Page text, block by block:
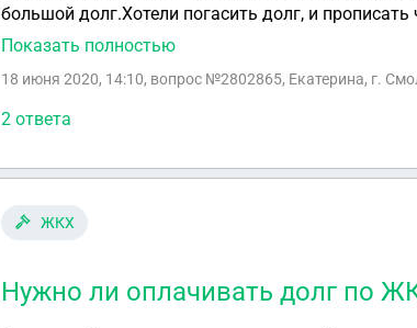
большой долг.Хотели погасить долг, и
данную жил площадь, т.к нам она не нужна, но
Показать полностью
18 июня 2020, 14:10, вопрос №2802865, Екатерина, г.
2 ответа
ЖКХ
Нужно ли оплачивать долг по